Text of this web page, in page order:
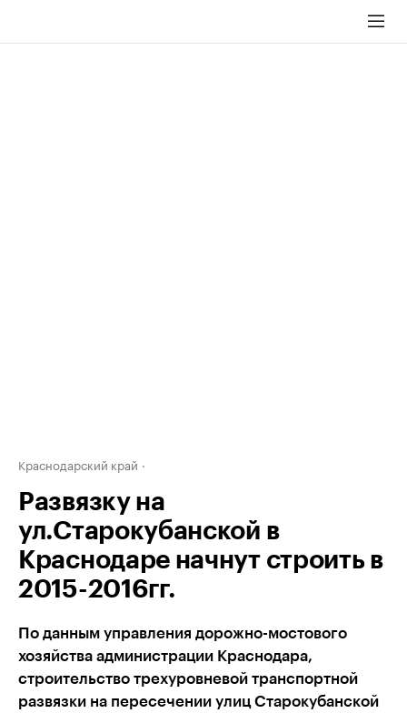
Краснодарский край
Развязку на
ул.Старокубанской в
Краснодаре начнут строить в
2015-2016гг.
По данным управления дорожно-мостового
хозяйства администрации Краснодара,
строительство трехуровневой транспортной
развязки на пересечении улиц Старокубанской